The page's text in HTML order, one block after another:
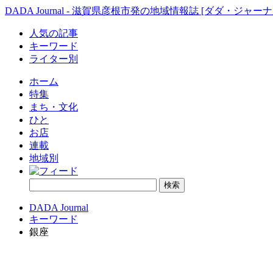
DADA Journal - 滋賀県彦根市発の地域情報誌 [ダダ・ジャー
人気の記事
キーワード
ライター別
ホーム
特集
まち・文化
ひと
お店
連載
地域別
DADA Journal
キーワード
銀座